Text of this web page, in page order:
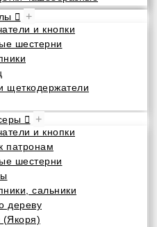
+
и кнопки
шестерни
щеткодержатели
+
и кнопки
патронам
шестерни
сальники
дереву
(Якоря)